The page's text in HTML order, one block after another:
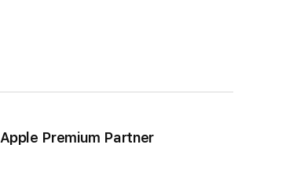
Apple Premium Partner